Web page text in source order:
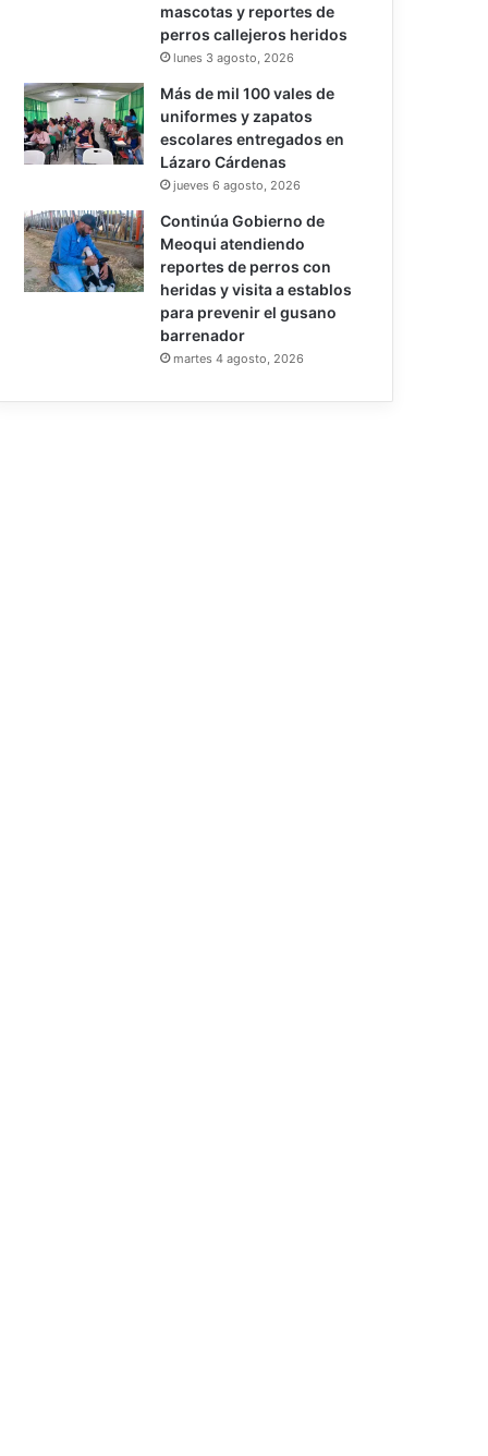
mascotas y reportes de
perros callejeros heridos
lunes 3 agosto, 2026
Más de mil 100 vales de
uniformes y zapatos
escolares entregados en
Lázaro Cárdenas
jueves 6 agosto, 2026
Continúa Gobierno de
Meoqui atendiendo
reportes de perros con
heridas y visita a establos
para prevenir el gusano
barrenador
martes 4 agosto, 2026